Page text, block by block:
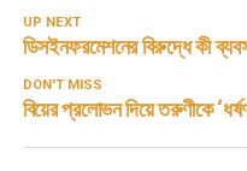
UP NEXT
ডিসইনফরমেশনের বিরুদ্ধে কী
DON'T MISS
বিয়ের প্রলোভন দিয়ে তরুণীকে